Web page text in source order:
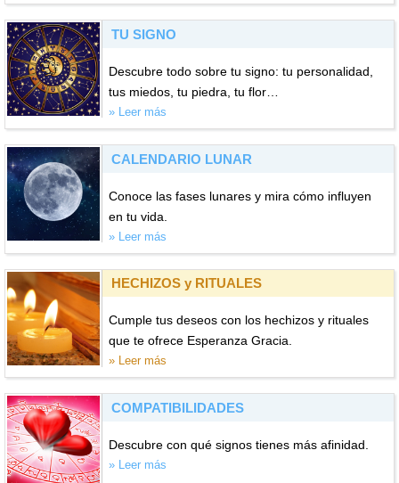
TU SIGNO
Descubre todo sobre tu signo: tu personalidad,
tus miedos, tu piedra, tu flor…
» Leer más
CALENDARIO LUNAR
Conoce las fases lunares y mira cómo influyen
en tu vida.
» Leer más
HECHIZOS y RITUALES
Cumple tus deseos con los hechizos y rituales
que te ofrece Esperanza Gracia.
» Leer más
COMPATIBILIDADES
Descubre con qué signos tienes más afinidad.
» Leer más